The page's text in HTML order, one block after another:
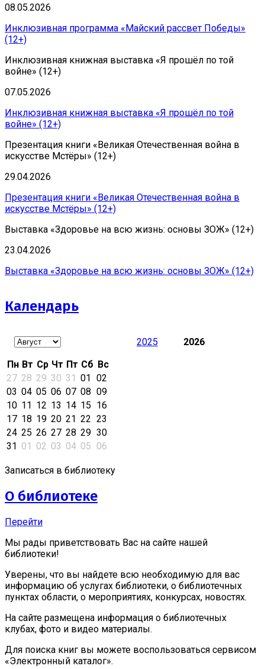
08.05.2026
Инклюзивная программа «Майский рассвет Победы»
(12+)
Инклюзивная книжная выставка «Я прошёл по той
войне» (12+)
07.05.2026
Инклюзивная книжная выставка «Я прошёл по той
войне» (12+)
Презентация книги «Великая Отечественная война в
искусстве Мстёры» (12+)
29.04.2026
Презентация книги «Великая Отечественная война в
искусстве Мстёры» (12+)
Выставка «Здоровье на всю жизнь: основы ЗОЖ» (12+)
23.04.2026
Выставка «Здоровье на всю жизнь: основы ЗОЖ» (12+)
Календарь
2025 2026
Пн Вт Ср Чт Пт Сб Вс
27 28 29 30 31 01 02
03 04 05 06 07 08 09
10 11 12 13 14 15 16
17 18 19 20 21 22 23
24 25 26 27 28 29 30
31 01 02 03 04 05 06
Записаться в библиотеку
О библиотеке
Перейти
Мы рады приветствовать Вас на сайте нашей
библиотеки!
Уверены, что вы найдете всю необходимую для вас
информацию об услугах библиотеки, о библиотечных
пунктах области, о мероприятиях, конкурсах, новостях.
На сайте размещена информация о библиотечных
клубах, фото и видео материалы.
Для поиска книг вы можете воспользоваться сервисом
«Электронный каталог».